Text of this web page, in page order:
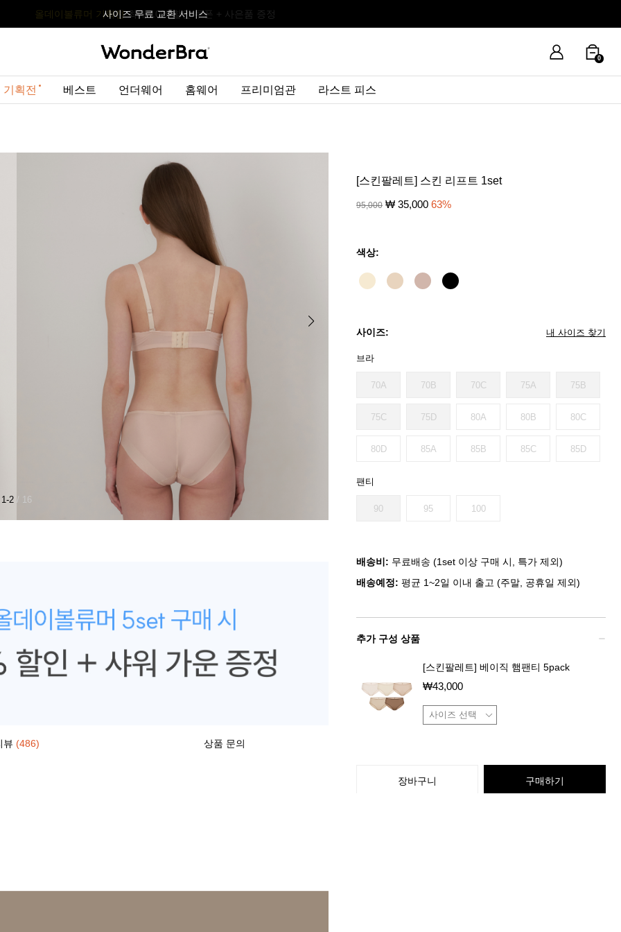
사이즈 무료 교환 서비스
올데이볼류머 기획전최대 10% 할인 쿠폰 + 사은품 증정
사이즈 무료 교환 서비스
올데이볼류머 기획전최대 10% 할인 쿠폰 + 사은품 증정
0
획전 베스트 언더웨어 홈웨어 프리미엄관 라스트 피스
1-2 / 16
뷰 (486) 상품 문의
[스킨팔레트] 스킨 리프트 1set
95,000 ₩ 35,000 63%
색상:
사이즈: 내 사이즈 찾기
브라
70A 70B 70C 75A 75B
75C 75D 80A 80B 80C
80D 85A 85B 85C 85D
팬티
90 95 100
배송비: 무료배송 (1set 이상 구매 시, 특가 제외)
배송예정: 평균 1~2일 이내 출고 (주말, 공휴일 제외)
추가 구성 상품
[스킨팔레트] 베이직 햄팬티 5pack
₩43,000
장바구니 구매하기